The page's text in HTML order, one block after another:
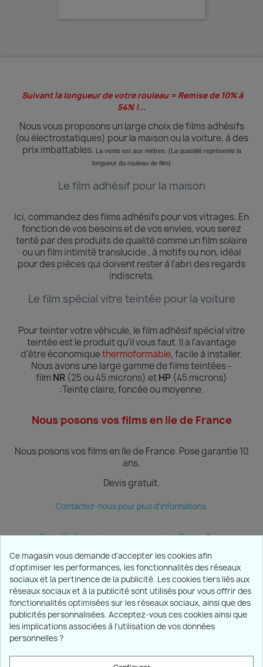
Suivant la longueur de votre rouleau = Remise de 10% à
54% !...
Nous vous proposons un large choix de films adhésifs
(ou électrostatiques) pour la maison ou la voiture, à des
prix imbattables.
La vente est aux mètres. (La quantité représentela
longueur du rouleau de film)
Le film adhésif pour la maison
Ici, commandez des films adhésifs pour vos vitrages. En
fonction de vos besoins et de vos envies, vous serez
tenté par des produits de qualité comme un film solaire
ou un film intimité translucide , à motifs ou non, idéal
pour des pièces qui doivent rester à l'abri des regards
indiscrets.
Le film spécial vitre teintée pour la voiture
Pour teinter votre véhicule, le film adhésif spécial vitre
teintée est le produit qu'il vous faut. Il a l'avantage
d'être économiquethermoformable, facile à installer.
Nous avons une large gamme de films teintées -
filmNR (25 ou 45 microns) etHP (45 microns)
:Teinteclaire, foncée ou moyenne.
Nous posons vos films en Ile de France
Nous posons vos films en Ile de France. Pose garantie 10
ans.
Devis gratuit.
Contactez-nous pour plus d'informations
Plus d'informations sur notre site Ecran Sun
PRODUITS 
NOTRE SOCIÉTÉ 
Ce magasin vous demande d'accepter les cookies afin
d'optimiser les performances, les fonctionnalités des réseaux
sociaux et la pertinence de la publicité. Les cookies tiers liés aux
réseaux sociaux et à la publicité sont utilisés pour vous offrir des
fonctionnalités optimisées sur les réseaux sociaux, ainsi que des
publicités personnalisées. Acceptez-vous ces cookies ainsi que
les implications associées à l'utilisation de vos données
personnelles ?